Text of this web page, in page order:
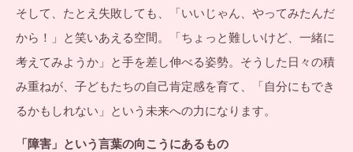
そして、たとえ失敗しても、「いいじゃん、やってみたんだ
から！」と笑いあえる空間。「ちょっと難しいけど、一緒に
考えてみようか」と手を差し伸べる姿勢。そうした日々の積
み重ねが、子どもたちの自己肯定感を育て、「自分にもでき
るかもしれない」という未来への力になります。
「障害」という言葉の向こうにあるもの